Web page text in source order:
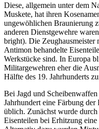
Diese, allgemein unter dem
Muskete, hat ihren
ungewöhlichen Braunierung
anderen Dienstgewehre
bright). Die Zeughausmeister
Antimon behandelte
Werkstücke sind. In Europa
Militargewehren eher die
Hälfte des 19. Jahrhunderts
Bei Jagd und
Jahrhundert eine Färbung
üblich. Zunächst wurde
Eisenteilen bei Erhitzung